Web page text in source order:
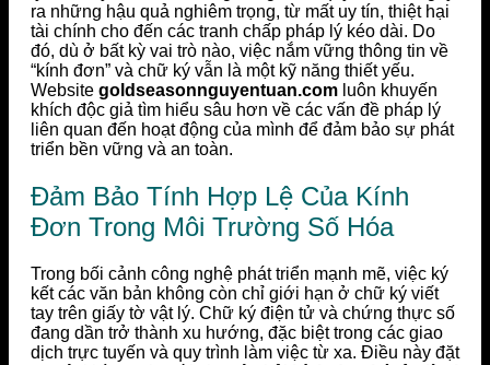
ra những hậu quả nghiêm trọng, từ mất uy tín, thiệt hại
tài chính cho đến các tranh chấp pháp lý kéo dài. Do
đó, dù ở bất kỳ vai trò nào, việc nắm vững thông tin về
“kính đơn” và chữ ký vẫn là một kỹ năng thiết yếu.
Website goldseasonnguyentuan.com luôn khuyến
khích độc giả tìm hiểu sâu hơn về các vấn đề pháp lý
liên quan đến hoạt động của mình để đảm bảo sự phát
triển bền vững và an toàn.
Đảm Bảo Tính Hợp Lệ Của Kính
Đơn Trong Môi Trường Số Hóa
Trong bối cảnh công nghệ phát triển mạnh mẽ, việc ký
kết các văn bản không còn chỉ giới hạn ở chữ ký viết
tay trên giấy tờ vật lý. Chữ ký điện tử và chứng thực số
đang dần trở thành xu hướng, đặc biệt trong các giao
dịch trực tuyến và quy trình làm việc từ xa. Điều này đặt